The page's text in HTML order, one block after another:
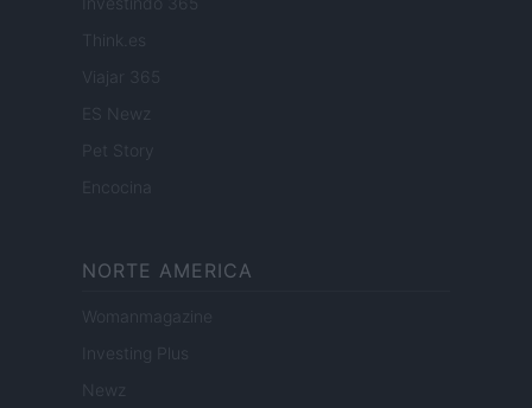
Think.es
Viajar 365
ES Newz
Encocina
NORTE AMERICA
Womanmagazine
Investing Plus
Newz